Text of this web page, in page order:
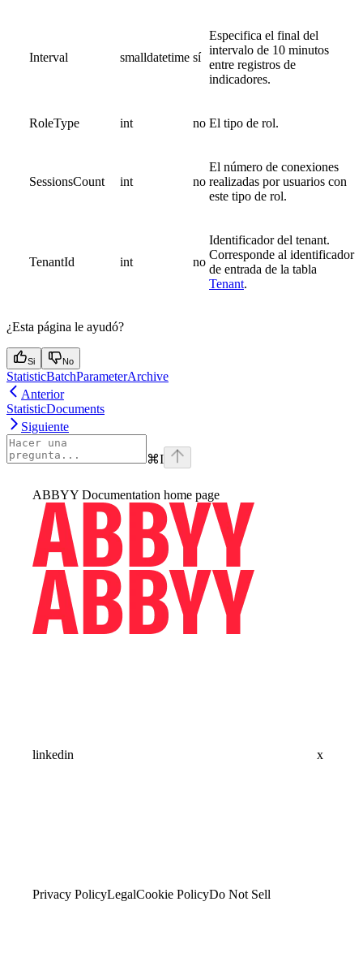
Interval smalldatetime sí
Especifica el final del
intervalo de 10 minutos
entre registros de
indicadores.
RoleType int no El tipo de rol.
SessionsCount int no
El número de conexiones
realizadas por usuarios con
este tipo de rol.
TenantId int no
Identificador del tenant.
Corresponde al identificador
de entrada de la tabla
Tenant.
¿Esta página le ayudó?
Si No
StatisticBatchParameterArchive
Anterior
StatisticDocuments
Siguiente
⌘I
ABBYY Documentation home page
linkedin x
Privacy PolicyLegalCookie PolicyDo Not Sell